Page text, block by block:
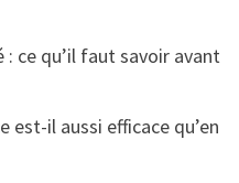
ce qu’il faut savoir avant
est-il aussi efficace qu’en